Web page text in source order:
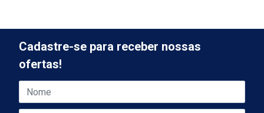
Cadastre-se para receber nossas
ofertas!